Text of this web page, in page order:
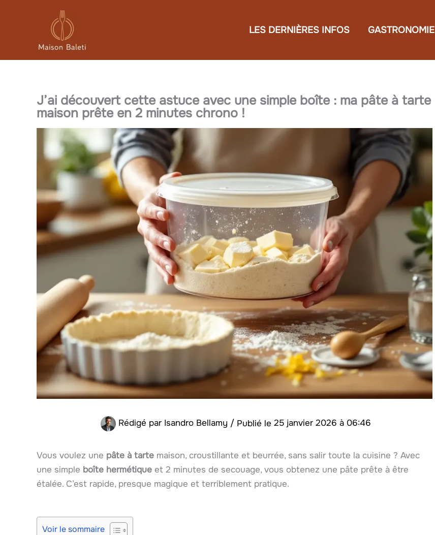
LES DERNIÈRES INFOS GASTRONOMIE
J’ai découvert cette astuce avec une simple boîte : ma pâte à tarte
maison prête en 2 minutes chrono !
Rédigé par Isandro Bellamy / 25 janvier 2026 à 06:46
Vous voulez une pâte à tarte maison, croustillante et beurrée, sans salir toute la cuisine ? Avec
une simple boîte hermétique et 2 minutes de secouage, vous obtenez une pâte prête à être
étalée. C’est rapide, presque magique et terriblement pratique.
Voir le sommaire